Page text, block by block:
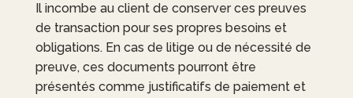
Il incombe au client de conserver ces preuves
de transaction pour ses propres besoins et
obligations. En cas de litige ou de nécessité de
preuve, ces documents pourront être
présentés comme justificatifs de paiement et